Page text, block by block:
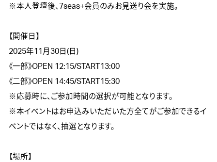
※本人登壇後、7seas+会員のみお見送り会を実施。
【開催日】
2025年11月30日(日)
《一部》OPEN 12:15/START13:00
《二部》OPEN 14:45/START15:30
※応募時に、ご参加時間の選択が可能となります。
※本イベントはお申込みいただいた方全てがご参加できるイ
ベントではなく、抽選となります。
【場所】